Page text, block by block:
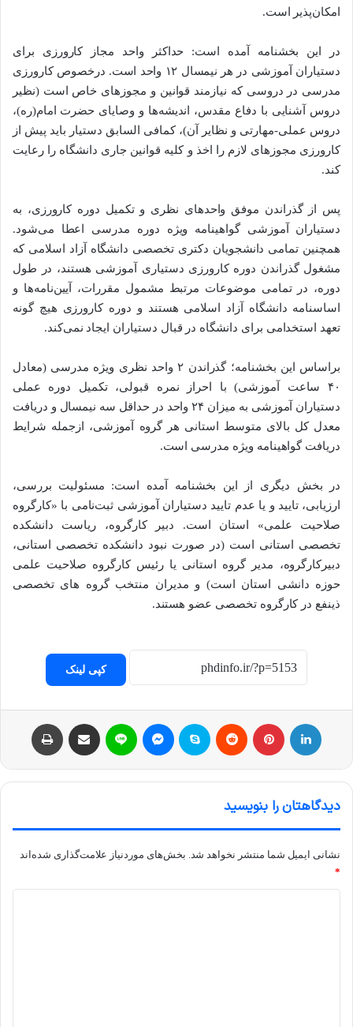
امکان‌پذیر است.
در این بخشنامه آمده است: حداکثر واحد مجاز کارورزی برای
دستیاران آموزشی در هر نیمسال ۱۲ واحد است. درخصوص کارورزی
مدرسی در دروسی که نیازمند قوانین و مجوزهای خاص است (نظیر
دروس آشنایی با دفاع مقدس، اندیشه‌ها و وصایای حضرت امام(ره)،
دروس عملی-مهارتی و نظایر آن)، کمافی السابق دستیار باید پیش از
کارورزی مجوزهای لازم را اخذ و کلیه قوانین جاری دانشگاه را رعایت
کند.
پس از گذراندن موفق واحدهای نظری و تکمیل دوره کارورزی، به
دستیاران آموزشی گواهینامه ویژه دوره مدرسی اعطا می‌شود.
همچنین تمامی دانشجویان دکتری تخصصی دانشگاه آزاد اسلامی که
مشغول گذراندن دوره کارورزی دستیاری آموزشی هستند، در طول
دوره، در تمامی موضوعات مرتبط مشمول مقررات، آیین‌نامه‌ها و
اساسنامه دانشگاه آزاد اسلامی هستند و دوره کارورزی هیچ گونه
تعهد استخدامی برای دانشگاه در قبال دستیاران ایجاد نمی‌کند.
براساس این بخشنامه؛ گذراندن ۲ واحد نظری ویژه مدرسی (معادل
۴۰ ساعت آموزشی) با احراز نمره قبولی، تکمیل دوره عملی
دستیاران آموزشی به میزان ۲۴ واحد در حداقل سه نیمسال و دریافت
معدل کل بالای متوسط استانی هر گروه آموزشی، ازجمله شرایط
دریافت گواهینامه ویژه مدرسی است.
در بخش دیگری از این بخشنامه آمده است: مسئولیت بررسی،
ارزیابی، تایید و یا عدم تایید دستیاران آموزشی ثبت‌نامی با «کارگروه
صلاحیت علمی» استان است. دبیر کارگروه، ریاست دانشکده
تخصصی استانی است (در صورت نبود دانشکده تخصصی استانی،
دبیرکارگروه، مدیر گروه استانی یا رئیس کارگروه صلاحیت علمی
حوزه دانشی استان است) و مدیران منتخب گروه های تخصصی
ذینفع در کارگروه تخصصی عضو هستند.
کپی لینک
دیدگاهتان را بنویسید
نشانی ایمیل شما منتشر نخواهد شد. بخش‌های موردنیاز علامت‌گذاری شده‌اند
*